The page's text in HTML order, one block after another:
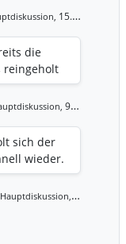
15. Jul 0:16 Uhr
die
reingeholt
9. Jul 10:04 Uhr
sich der
wieder.
Hauptdiskussion,25. Jun